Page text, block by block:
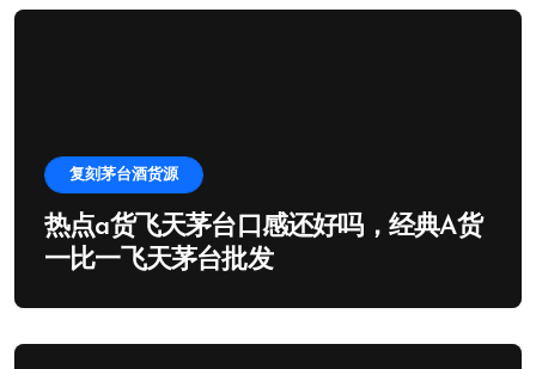
复刻茅台酒货源
热点a货飞天茅台口感还好吗，经典A货
一比一飞天茅台批发